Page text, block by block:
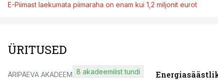
E-Piimast laekumata piimaraha on enam kui 1,2 miljonit eurot
ÜRITUSED
ÄRIPÄEVA AKADEEMIA8 akadeemilist tundi